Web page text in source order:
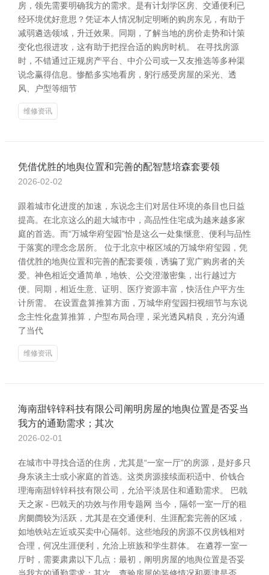
房，领先需要明确我方的需求。是有计划学区房、交通便利已
经环境优好意思？凭证本人情况制定明晰的购房东见，有助于
减弱遴选领域，升迁效果。同期，了解当地的房价走势和计策
变化也很进攻，这有助于把捏合适的购房时机。 在寻找房源
时，不错通过正规房产平台、中介公司或一又友推选等多种渠
说念赢得信息。惨酷多实地看房，躬行感受房屋的采光、透
风、户型等细节
维修资讯
凭借优胜的地舆位置和完善的配智慧培森套要领
2026-02-02
跟着城市化进度的加速，东说念主们对居住环境的条目也日益
提高。在北京这么的超大城市中，高品性住宅成为越来越多家
庭的首选。而“万城华府玺园”恰是这么一处集惬意、便利与品性
于落寞的理念念居所。 位于北京中枢区域的万城华府玺园，凭
借优胜的地舆位置和完善的配套要领，诱骗了宽广购房者的关
爱。神色相近交通简单，地铁、公交澄澈密集，出行越过方
便。同期，相近生意、证明、医疗资源丰富，快活住户平方生
计所需。 在设置盘算推算方面，万城华府玺园扫视细节与东说
念主性化盘算推算，户型布局合理，采光透风精良，充分沟通
了当代
维修资讯
海南甜锌锌科技有限公司阐明房屋的地舆位置是否妥当
我方的通勤需求；其次
2026-02-01
在城市中寻找合适的住房，尤其是“一室一厅”的房源，是好多只
身东谈主士或小家庭的首选。这类房源接续面积适中、价钱合
理海南甜锌锌科技有限公司，允洽平淡居住和通勤需求。 巴戟
天之家 - 巴戟天的功效与作用专题网 当今，隔邻一室一厅的租
房阛阓较为活跃，尤其是在交通便利、生涯配套完善的区域，
如地铁站左近或买卖中心隔邻。这些地段的房源不仅房钱相对
合理，何况生涯便利，允洽上班族和学生群体。 在遴荐一室一
厅时，需要肃肃以下几点：最初，阐明房屋的地舆位置是否妥